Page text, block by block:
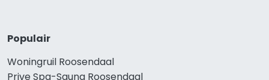
Populair
Woningruil Roosendaal
Prive Spa-Sauna Roosendaal